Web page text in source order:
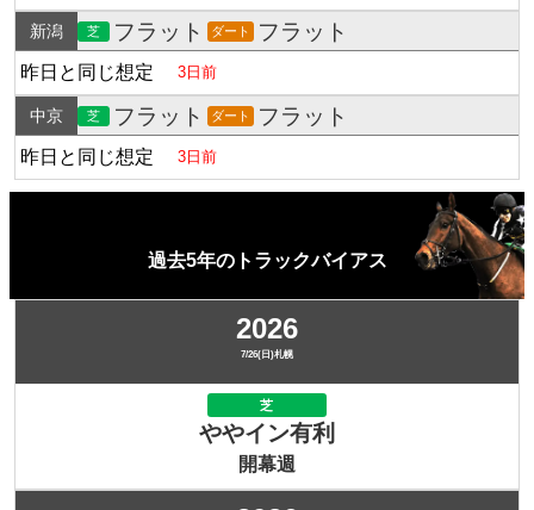
新潟 芝 フラット ダート フラット
昨日と同じ想定 3日前
中京 芝 フラット ダート フラット
昨日と同じ想定 3日前
過去5年のトラックバイアス
2026
7/26(日)札幌
芝
ややイン有利
開幕週